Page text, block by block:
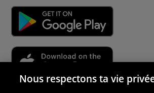
Nous respectons ta vie